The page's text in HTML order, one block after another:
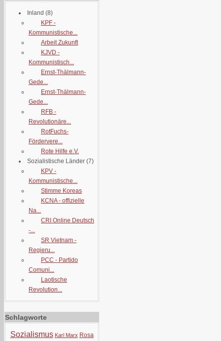
Inland (8)
KPF -
Kommunistische...
Arbeit Zukunft
KJVD -
Kommunistisch...
Ernst-Thälmann-
Gede...
Ernst-Thälmann-
Gede...
RFB -
Revolutionäre...
RotFuchs-
Fördervere...
Rote Hilfe e.V.
Sozialistische Länder (7)
KPV -
Kommunistische...
Stimme Koreas
KCNA - offizielle
Na...
CRI Online Deutsch
-...
SR Vietnam -
Regieru...
PCC - Partido
Comuni...
Laotische
Revolution...
Schlagworte
Sozialismus Karl Marx Rosa